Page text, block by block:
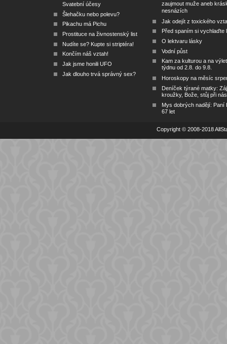
Svatební účesy
Šlehačku nebo polevu?
Pikachu má Pichu
Prostituce na živnostenský list
Nudíte se? Kupte si striptéra!
Končím náš vztah!
Jak jsme honili UFO
Jak dlouho trvá správný sex?
zaujmout muže aneb
nesnázích
Jak odejít z toxického
Před spaním si vychlaďte
O lektvaru lásky
Vodní půst
Kam za kulturou a na
týdnu od 2.8. do 9.8.
Horoskopy na měsíc
Deníček týrané matky:
kroužky, Bože, stůj při nás
Mys dobrých nadějí: Paní
67 let
Copyright © 2008-2018